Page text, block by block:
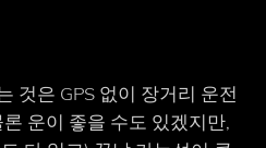
것은 GPS 없이 장거리 운전
운이 좋을 수도 있겠지만,